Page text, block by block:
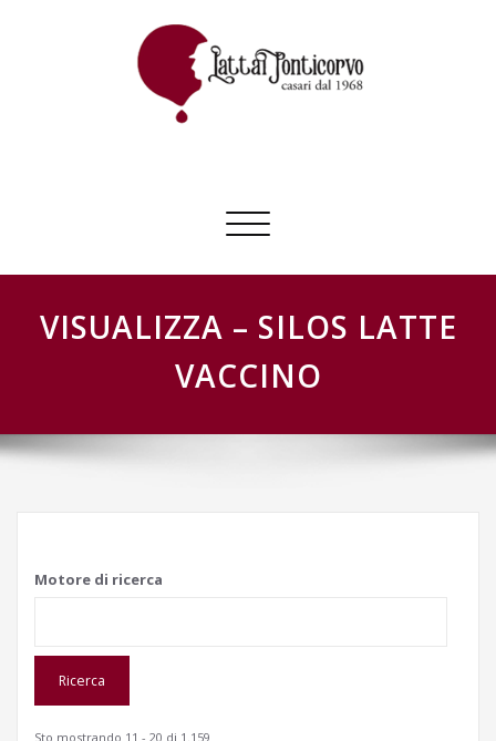
Commuta
navigazione
VISUALIZZA – SILOS LATTE
VACCINO
Motore di ricerca
Sto mostrando 11 - 20 di 1.159